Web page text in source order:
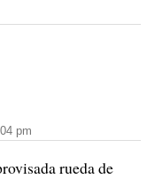
pm
rueda de